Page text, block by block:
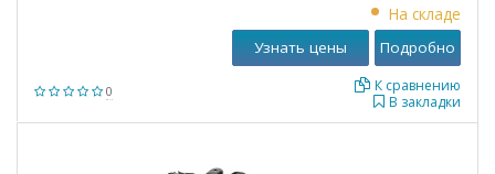
0
На складе
В закладки
К сравнению
Узнать цены Подробно